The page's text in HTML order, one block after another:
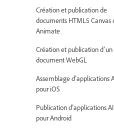
Création et publication de
documents HTML5 Canvas
Animate
Création et publication d’un
document WebGL
Assemblage d’applications
pour iOS
Publication d’applications
pour Android